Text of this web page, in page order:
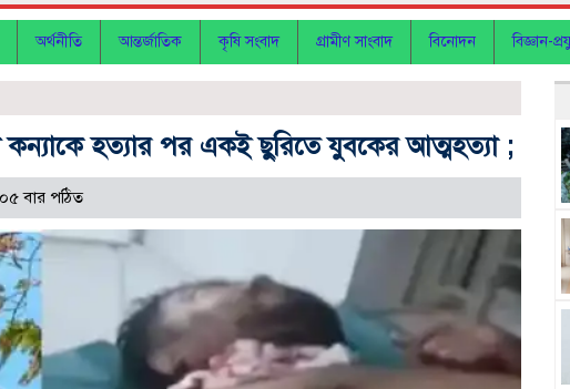
অর্থনীতি আন্তর্জাতিক কৃষি সংবাদ গ্রামীণ সাংবাদ বিনোদন বিজ্ঞান-
কন্যাকে হত্যার পর একই ছুরিতে যুবকের আত্মহত্যা ;
বার পঠিত